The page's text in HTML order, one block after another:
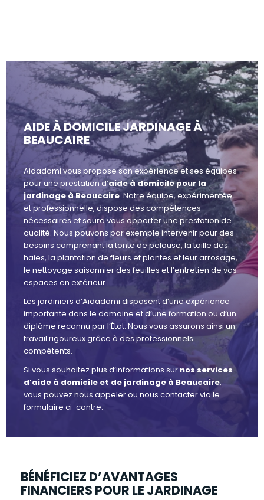
AIDE À DOMICILE JARDINAGE À
BEAUCAIRE
Aidadomi vous propose son expérience et ses équipes
pour une prestation d’aide à domicile pour la
jardinage à Beaucaire. Notre équipe, expérimentée
et professionnelle, dispose des compétences
nécessaires et saura vous apporter une prestation de
qualité. Nous pouvons par exemple intervenir pour des
besoins comprenant la tonte de pelouse, la taille des
haies, la plantation de fleurs et plantes et leur arrosage,
le nettoyage saisonnier des feuilles et l’entretien de vos
espaces en extérieur.
Les jardiniers d’Aidadomi disposent d’une expérience
importante dans le domaine et d’une formation ou d’un
diplôme reconnu par l’État. Nous vous assurons ainsi un
travail rigoureux grâce à des professionnels
compétents.
Si vous souhaitez plus d’informations sur nos services
d’aide à domicile et de jardinage à Beaucaire,
vous pouvez nous appeler ou nous contacter via le
formulaire ci-contre.
BÉNÉFICIEZ D’AVANTAGES
FINANCIERS POUR LE JARDINAGE